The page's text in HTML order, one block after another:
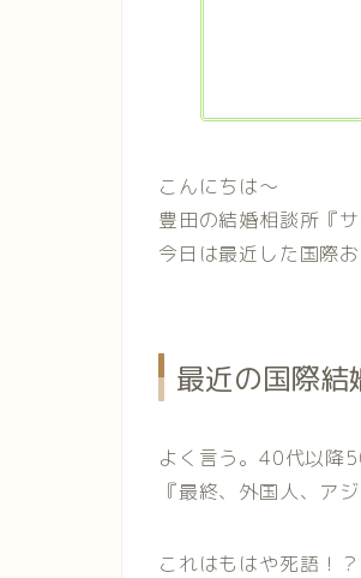
こんにちは〜
豊田の結婚相談所『
今日は最近した国際
最近の国際結
よく言う。40代以降
『最終、外国人、ア
これはもはや死語！